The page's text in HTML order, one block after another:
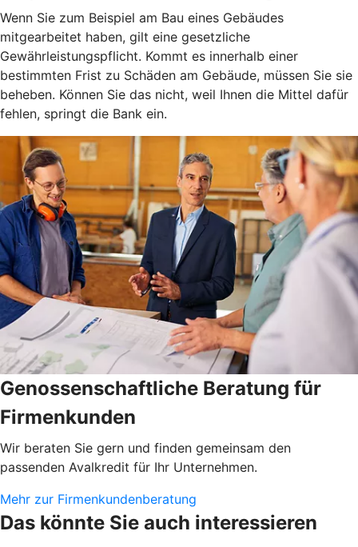
Wenn Sie zum Beispiel am Bau eines Gebäudes
mitgearbeitet haben, gilt eine gesetzliche
Gewährleistungspflicht. Kommt es innerhalb einer
bestimmten Frist zu Schäden am Gebäude, müssen Sie sie
beheben. Können Sie das nicht, weil Ihnen die Mittel dafür
fehlen, springt die Bank ein.
Genossenschaftliche Beratung für
Firmenkunden
Wir beraten Sie gern und finden gemeinsam den
passenden Avalkredit für Ihr Unternehmen.
Mehr zur Firmenkundenberatung
Das könnte Sie auch interessieren